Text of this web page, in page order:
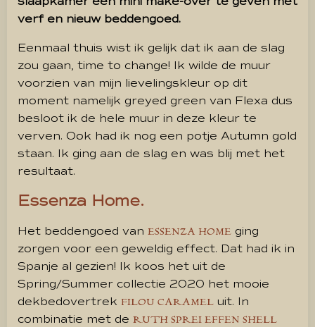
verf en nieuw beddengoed.
Eenmaal thuis wist ik gelijk dat ik aan de slag
zou gaan, time to change! Ik wilde de muur
voorzien van mijn lievelingskleur op dit
moment namelijk greyed green van Flexa dus
besloot ik de hele muur in deze kleur te
verven. Ook had ik nog een potje Autumn gold
staan. Ik ging aan de slag en was blij met het
resultaat.
Essenza Home.
Het beddengoed van ESSENZA HOME ging
zorgen voor een geweldig effect. Dat had ik in
Spanje al gezien! Ik koos het uit de
Spring/Summer collectie 2020 het mooie
dekbedovertrek FILOU CARAMEL uit. In
combinatie met de RUTH SPREI EFFEN SHELL